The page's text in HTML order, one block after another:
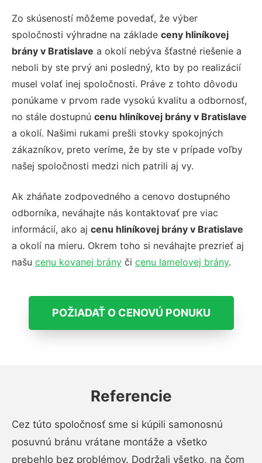
Zo skúseností môžeme povedať, že výber
spoločnosti výhradne na základe ceny hliníkovej
brány v Bratislave a okolí nebýva šťastné riešenie a
neboli by ste prvý ani posledný, kto by po realizácií
musel volať inej spoločnosti. Práve z tohto dôvodu
ponúkame v prvom rade vysokú kvalitu a odbornosť,
no stále dostupnú cenu hliníkovej brány v Bratislave
a okolí. Našimi rukami prešli stovky spokojných
zákazníkov, preto veríme, že by ste v prípade voľby
našej spoločnosti medzi nich patrili aj vy.
Ak zháňate zodpovedného a cenovo dostupného
odborníka, neváhajte nás kontaktovať pre viac
informácií, ako aj cenu hliníkovej brány v Bratislave
a okolí na mieru. Okrem toho si neváhajte prezrieť aj
našu cenu kovanej brány či cenu lamelovej brány.
POŽIADAŤ O CENOVÚ PONUKU
Referencie
Cez túto spoločnosť sme si kúpili samonosnú
posuvnú bránu vrátane montáže a všetko
prebehlo bez problémov. Dodržali všetko, na čom